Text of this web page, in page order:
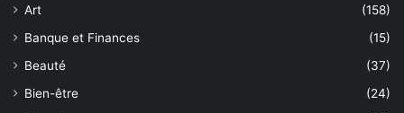
Art
(158)
Banque et Finances
(15)
Beauté
(37)
Bien-être
(24)